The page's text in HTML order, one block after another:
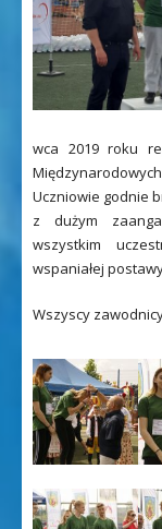
wca 2019 roku
Uczniowie godnie
z dużym
wszystkim
wspaniałej
Wszyscy